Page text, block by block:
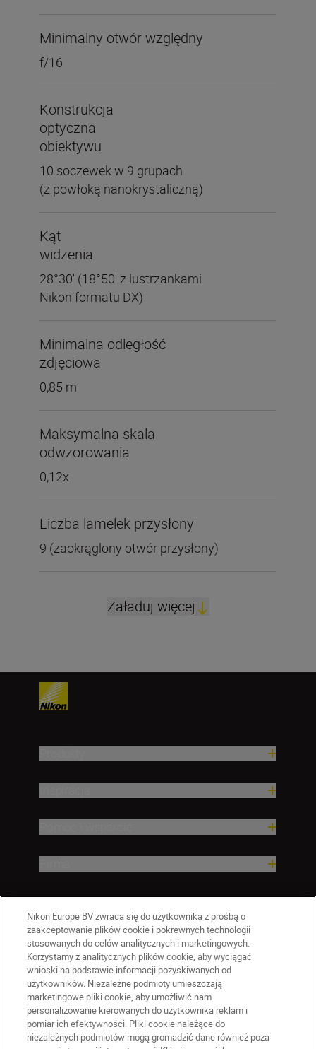
Minimalny otwór względny
f/16
Konstrukcja
optyczna
obiektywu
10 soczewek w 9 grupach
(z powłoką nanokrystaliczną)
Kąt
widzenia
28°30' (18°50' z lustrzankami
Nikon formatu DX)
Minimalna odległość
zdjęciowa
0,85 m
Maksymalna skala
odwzorowania
0,12x
Liczba lamelek przysłony
9 (zaokrąglony otwór przysłony)
Załaduj więcej
Nikon Europe BV zwraca się do użytkownika z prośbą o
zaakceptowanie plików cookie i pokrewnych technologii
stosowanych do celów analitycznych i marketingowych.
Korzystamy z analitycznych plików cookie, aby wyciągać
wnioski na podstawie informacji pozyskiwanych od
użytkowników. Niezależne podmioty umieszczają
marketingowe pliki cookie, aby umożliwić nam
personalizowanie kierowanych do użytkownika reklam i
pomiar ich efektywności. Pliki cookie należące do
niezależnych podmiotów mogą gromadzić dane również poza